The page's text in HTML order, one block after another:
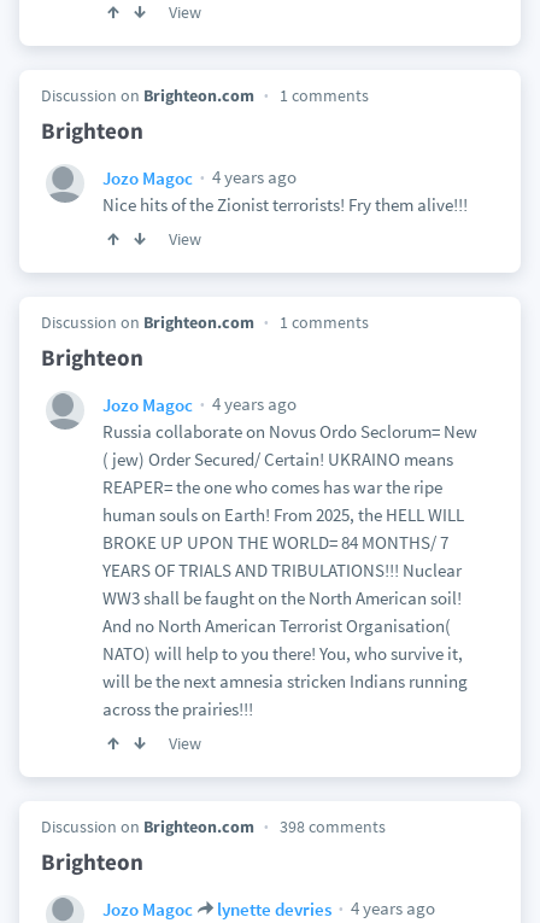
View
Discussion on Brighteon.com 1 comments
Brighteon
Jozo Magoc
4 years ago
Nice hits of the Zionist terrorists! Fry them alive!!!
View
Discussion on Brighteon.com 1 comments
Brighteon
Jozo Magoc
4 years ago
Russia collaborate on Novus Ordo Seclorum= New
( jew) Order Secured/ Certain! UKRAINO means
REAPER= the one who comes has war the ripe
human souls on Earth! From 2025, the HELL WILL
BROKE UP UPON THE WORLD= 84 MONTHS/ 7
YEARS OF TRIALS AND TRIBULATIONS!!! Nuclear
WW3 shall be faught on the North American soil!
And no North American Terrorist Organisation(
NATO) will help to you there! You, who survive it,
will be the next amnesia stricken Indians running
across the prairies!!!
View
Discussion on Brighteon.com 398 comments
Brighteon
Jozo Magoc lynette devries
4 years ago